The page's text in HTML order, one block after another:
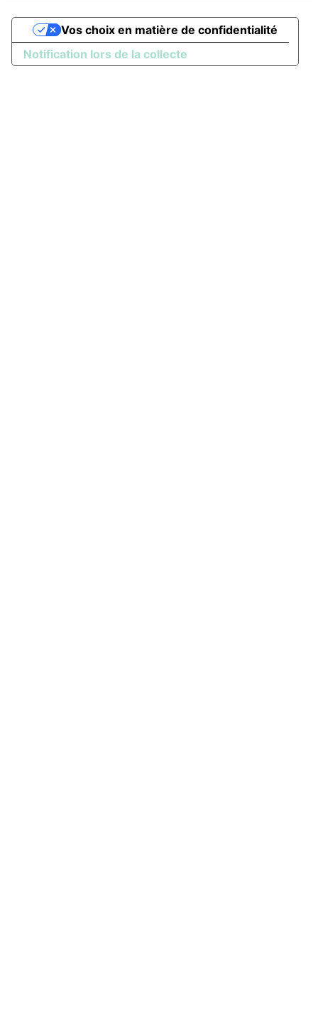
Notification lors de la collecte
Vos choix en matière de confidentialité